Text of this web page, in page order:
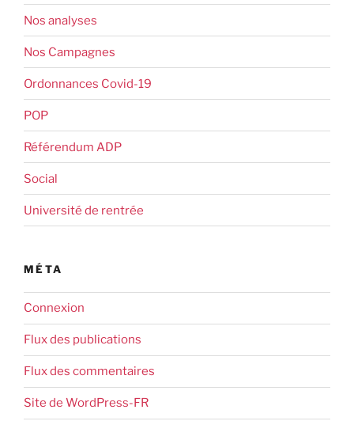
Nos analyses
Nos Campagnes
Ordonnances Covid-19
POP
Référendum ADP
Social
Université de rentrée
MÉTA
Connexion
Flux des publications
Flux des commentaires
Site de WordPress-FR